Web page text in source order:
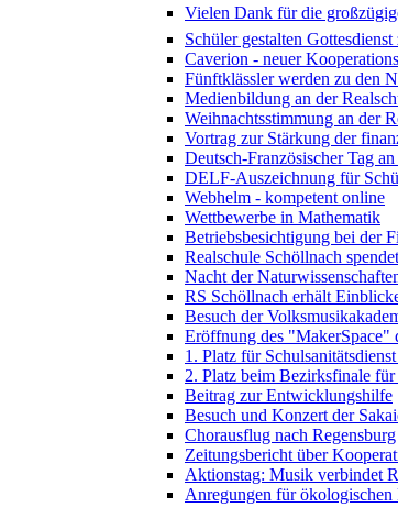
Vielen Dank für die
Schüler gestalten
Caverion - neuer
Fünftklässler werden zu den
Medienbildung an der
Weihnachtsstimmung an der
Vortrag zur Stärkung der
Deutsch-Französischer Tag
DELF-Auszeichnung für
Webhelm - kompetent online
Wettbewerbe in Mathematik
Betriebsbesichtigung bei der
Realschule Schöllnach
Nacht der
RS Schöllnach erhält
Besuch der
Eröffnung des "MakerSpace"
1. Platz für
2. Platz beim Bezirksfinale
Beitrag zur Entwicklungshilfe
Besuch und Konzert der
Chorausflug nach Regensburg
Zeitungsbericht über
Aktionstag: Musik verbindet
Anregungen für ökologischen